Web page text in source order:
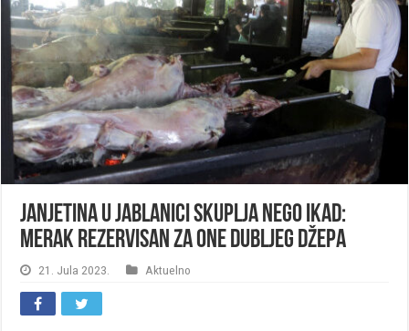
Janjetina u Jablanici skuplja nego ikad:
Merak rezervisan za one dubljeg džepa
21. Jula 2023. Aktuelno